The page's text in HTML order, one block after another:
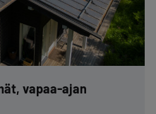
vapaa-ajan